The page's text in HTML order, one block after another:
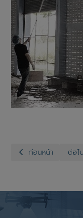
เนื้อหาก่อนหน้า: สำ
ก่อนหน้า เนื้อ
ต่อไป